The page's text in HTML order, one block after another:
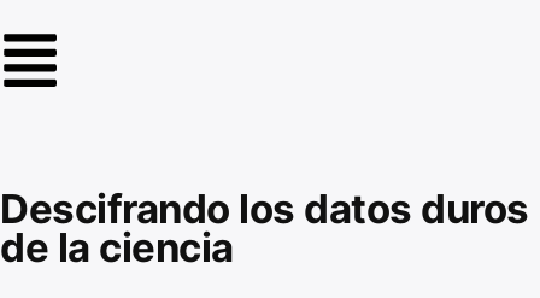
Descifrando los datos duros
de la ciencia